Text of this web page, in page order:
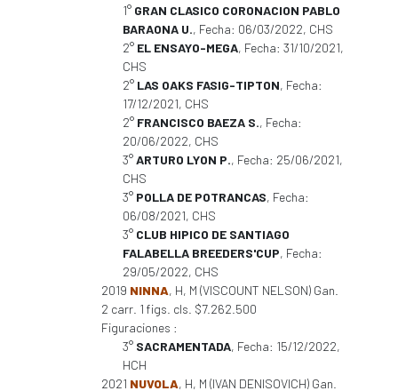
1° GRAN CLASICO CORONACION PABLO
BARAONA U., Fecha: 06/03/2022, CHS
2° EL ENSAYO-MEGA, Fecha: 31/10/2021,
CHS
2° LAS OAKS FASIG-TIPTON, Fecha:
17/12/2021, CHS
2° FRANCISCO BAEZA S., Fecha:
20/06/2022, CHS
3°ARTURO LYON P., Fecha: 25/06/2021,
CHS
3° POLLA DE POTRANCAS, Fecha:
06/08/2021, CHS
3° CLUB HIPICO DE SANTIAGO
FALABELLA BREEDERS'CUP, Fecha:
29/05/2022, CHS
2019 NINNA, H, M (VISCOUNT NELSON) Gan.
2 carr. 1 figs. cls. $7.262.500
Figuraciones :
3° SACRAMENTADA, Fecha: 15/12/2022,
HCH
2021 NUVOLA, H, M (IVAN DENISOVICH) Gan.